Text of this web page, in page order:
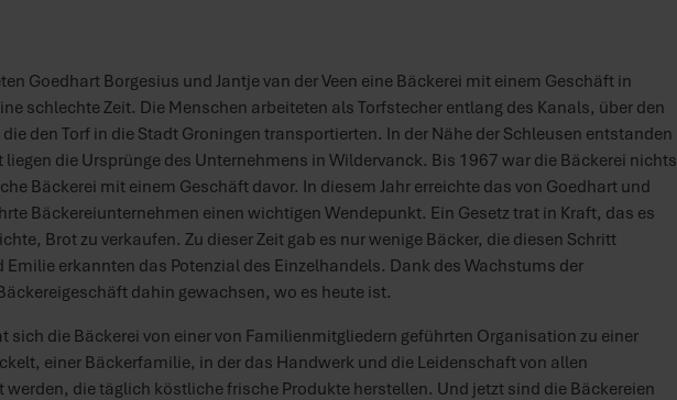
Goedhart Borgesius und Jantje van der Veen eine Bäckerei mit einem Geschäft in
schlechte Zeit. Die Menschen arbeiteten als Torfstecher entlang des Kanals, über den
den Torf in die Stadt Groningen transportierten. In der Nähe der Schleusen entstanden
die Ursprünge des Unternehmens in Wildervanck. Bis 1967 war die Bäckerei nichts
Bäckerei mit einem Geschäft davor. In diesem Jahr erreichte das von Goedhart und
Bäckereiunternehmen einen wichtigen Wendepunkt. Ein Gesetz trat in Kraft, das es
Brot zu verkaufen. Zu dieser Zeit gab es nur wenige Bäcker, die diesen Schritt
erkannten das Potenzial des Einzelhandels. Dank des Wachstums der
dahin gewachsen, wo es heute ist.
sich die Bäckerei von einer von Familienmitgliedern geführten Organisation zu einer
einer Bäckerfamilie, in der das Handwerk und die Leidenschaft von allen
die täglich köstliche frische Produkte herstellen. Und jetzt sind die Bäckereien